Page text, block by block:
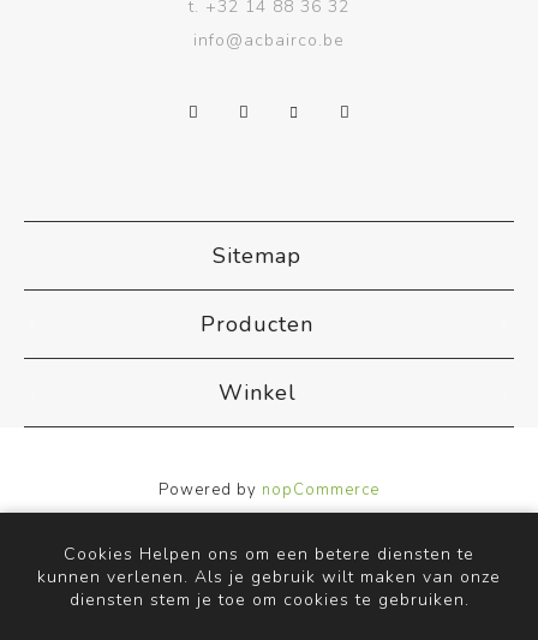
t. +32 14 88 36 32
info@acbairco.be
Sitemap
Producten
Winkel
Powered by nopCommerce
Designed byNop-Templates.com
Copyright ; 2026 ACB Airco. Alle rechten voorbehouden.
Cookies Helpen ons om een betere diensten te
kunnen verlenen. Als je gebruik wilt maken van onze
diensten stem je toe om cookies te gebruiken.